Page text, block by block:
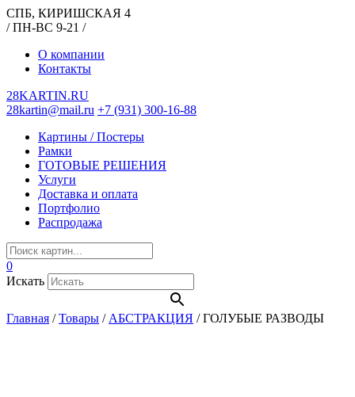
СПБ, КИРИШСКАЯ 4
/ ПН-ВС 9-21 /
О компании
Контакты
28KARTIN.RU
28kartin@mail.ru +7 (931) 300-16-88
Картины / Постеры
Рамки
ГОТОВЫЕ РЕШЕНИЯ
Услуги
Доставка и оплата
Портфолио
Распродажа
0
Искать
Главная /Товары / АБСТРАКЦИЯ /ГОЛУБЫЕ РАЗВОДЫ